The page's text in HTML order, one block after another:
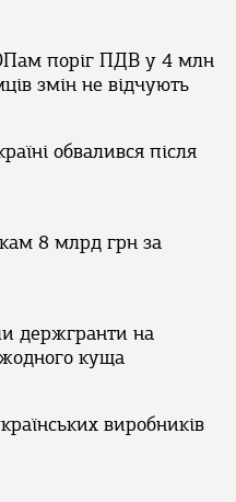
поріг ПДВ у 4 млн
змін не відчують
обвалився після
8 млрд грн за
держгранти на
куща
виробників